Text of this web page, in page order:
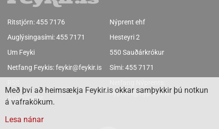
Ritstjórn:455 7176
Auglýsingasími:455 7171
Um Feyki
Netfang Feykis:feykir@feykir.is
Auglýsingar
Nýprent ehf
Hesteyri 2
550 Sauðárkrókur
Sími:455 7171
nyprent@nyprent.is
Með því að heimsækja Feykir.is okkar samþykkir þú notkun
á vafrakökum.
Lesa nánar